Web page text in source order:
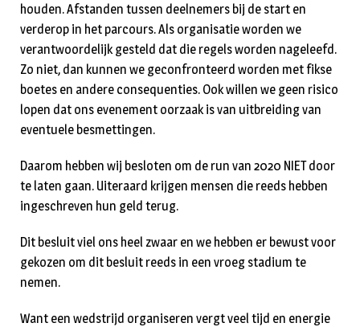
houden. Afstanden tussen deelnemers bij de start en
verderop in het parcours. Als organisatie worden we
verantwoordelijk gesteld dat die regels worden nageleefd.
Zo niet, dan kunnen we geconfronteerd worden met fikse
boetes en andere consequenties. Ook willen we geen risico
lopen dat ons evenement oorzaak is van uitbreiding van
eventuele besmettingen.
Daarom hebben wij besloten om de run van 2020 NIET door
te laten gaan. Uiteraard krijgen mensen die reeds hebben
ingeschreven hun geld terug.
Dit besluit viel ons heel zwaar en we hebben er bewust voor
gekozen om dit besluit reeds in een vroeg stadium te
nemen.
Want een wedstrijd organiseren vergt veel tijd en energie